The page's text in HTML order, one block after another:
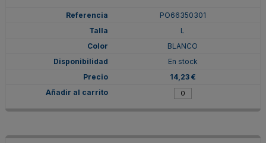
PO66350301
L
BLANCO
En stock
14,23 €